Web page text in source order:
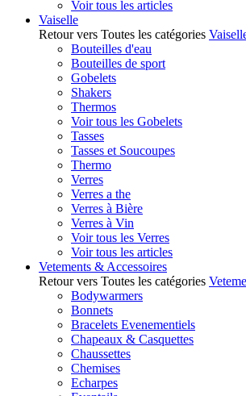
Voir tous les articles
Vaiselle
Retour vers Toutes les catégories
Bouteilles d'eau
Bouteilles de sport
Gobelets
Shakers
Thermos
Voir tous les Gobelets
Tasses
Tasses et Soucoupes
Thermo
Verres
Verres a the
Verres à Bière
Verres à Vin
Voir tous les Verres
Voir tous les articles
Vetements & Accessoires
Retour vers Toutes les catégories
Bodywarmers
Bonnets
Bracelets Evenementiels
Chapeaux & Casquettes
Chaussettes
Chemises
Echarpes